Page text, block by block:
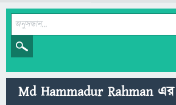
Md Hammadur Rahman